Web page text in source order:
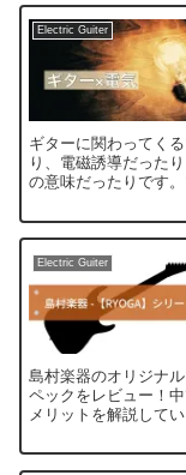
Electric Guiter
ギターに関わってく
り、電磁誘導だった
の意味だったりです
と回路上に電気が流
Electric Guiter
島村楽器のオリジナ
ペックをレビュー！
メリットを解説してい